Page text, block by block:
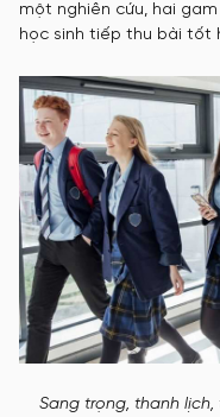
một nghiên cứu, hai
học sinh tiếp thu bài tốt
Sang trọng, thanh